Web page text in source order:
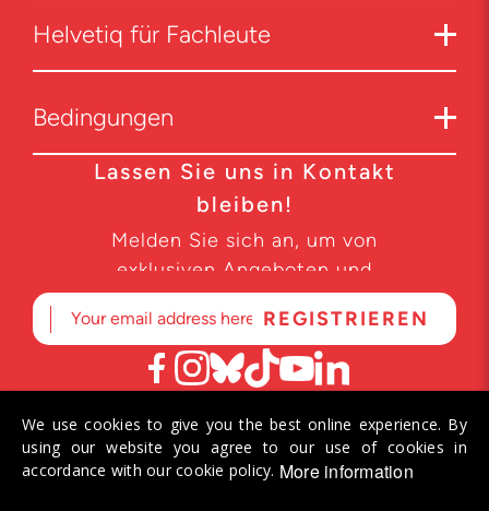
Helvetiq für Fachleute
Bedingungen
Lassen Sie uns in Kontakt
bleiben!
Melden Sie sich an, um von
exklusiven Angeboten und
Produktneuheiten zu erfahren.
© 2026 Helvetiq SA. Alle Rechte vorbehalten.
We use cookies to give you the best online experience. By
using our website you agree to our use of cookies in
accordance with our cookie policy. More information